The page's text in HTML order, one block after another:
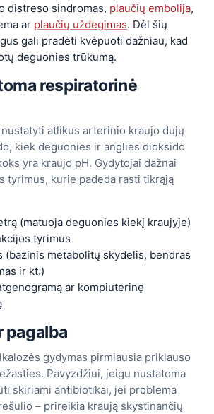
distreso sindromas, plaučių embolija,
ar plaučių uždegimas. Dėl šių
gali pradėti kvėpuoti dažniau, kad
deguonies trūkumą.
respiratorinė
atlikus arterinio kraujo dujų
kiek deguonies ir anglies dioksido
yra kraujo pH. Gydytojai dažnai
tyrimus, kurie padeda rasti tikrąją
(matuoja deguonies kiekį kraujyje)
tyrimus
(bazinis metabolitų skydelis, bendras
ir kt.)
ar kompiuterinę
pagalba
gydymas pirmiausia priklauso
Pavyzdžiui, jeigu nustatoma
skiriami antibiotikai, jei problema
– prireikia kraują skystinančių